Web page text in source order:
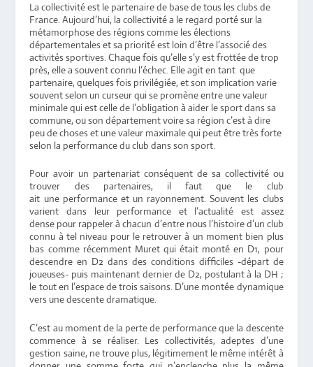
La collectivité est le partenaire de base de tous les clubs de
France. Aujourd’hui, la collectivité a le regard porté sur la
métamorphose des régions comme les élections
départementales et sa priorité est loin d’être l’associé des
activités sportives. Chaque fois qu’elle s’y est frottée de trop
près, elle a souvent connu l’échec. Elle agit en tant que
partenaire, quelques fois privilégiée, et son implication varie
souvent selon un curseur qui se promène entre une valeur
minimale qui est celle de l’obligation à aider le sport dans sa
commune, ou son département voire sa région c’est à dire
peu de choses et une valeur maximale qui peut être très forte
selon la performance du club dans son sport.
Pour avoir un partenariat conséquent de sa collectivité ou
trouver des partenaires, il faut que le club
ait une performance et un rayonnement. Souvent les clubs
varient dans leur performance et l’actualité est assez
dense pour rappeler à chacun d’entre nous l’histoire d’un club
connu à tel niveau pour le retrouver à un moment bien plus
bas comme récemment Muret qui était monté en D1, pour
descendre en D2 dans des conditions difficiles -départ de
joueuses- puis maintenant dernier de D2, postulant à la DH ;
le tout en l’espace de trois saisons. D’une montée dynamique
vers une descente dramatique.
C’est au moment de la perte de performance que la descente
commence à se réaliser. Les collectivités, adeptes d’une
gestion saine, ne trouve plus, légitimement le même intérêt à